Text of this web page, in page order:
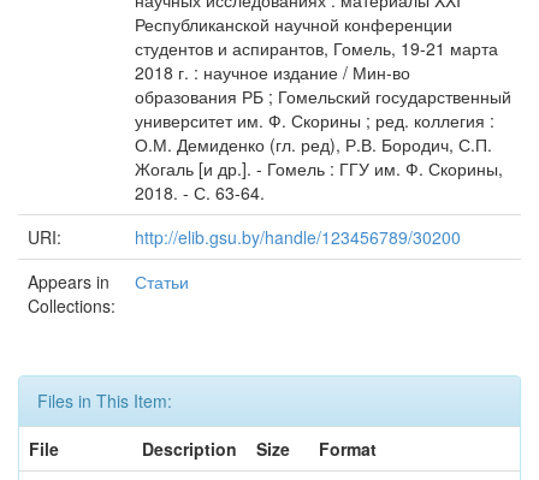
Республиканской научной конференции
студентов и аспирантов, Гомель, 19-21 марта
2018 г. : научное издание / Мин-во
образования РБ ; Гомельский государственный
университет им. Ф. Скорины ; ред. коллегия :
О.М. Демиденко (гл. ред), Р.В. Бородич, С.П.
Жогаль [и др.]. - Гомель : ГГУ им. Ф. Скорины,
2018. - С. 63-64.
URI:
http://elib.gsu.by/handle/123456789/30200
Appears in
Collections:
Статьи
Files in This Item:
File
Description Size
Format